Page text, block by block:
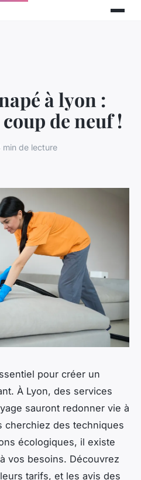
à lyon :
de neuf !
de lecture
pour créer un
À Lyon, des services
sauront redonner vie à
cherchiez des techniques
écologiques, il existe
vos besoins. Découvrez
tarifs, et les avis des